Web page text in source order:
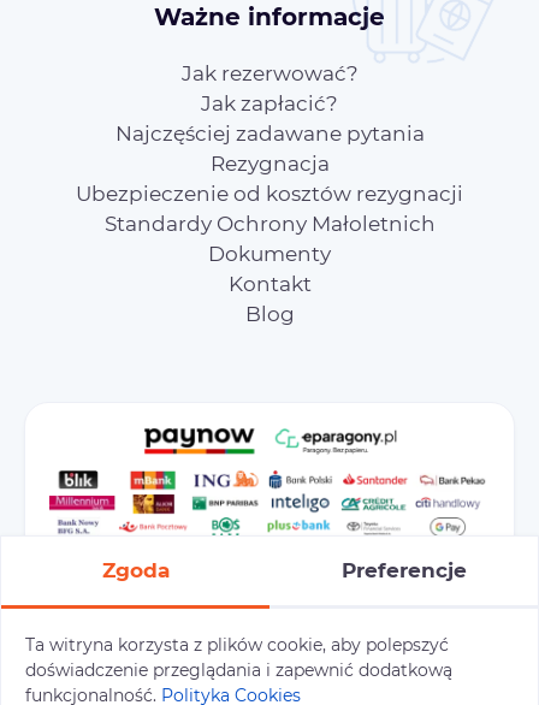
Ważne informacje
Jak rezerwować?
Jak zapłacić?
Najczęściej zadawane pytania
Rezygnacja
Ubezpieczenie od kosztów rezygnacji
Standardy Ochrony Małoletnich
Dokumenty
Kontakt
Blog
Preferencje cookies Polityka prywatności
Zgoda Preferencje
Ta witryna korzysta z plików cookie, aby polepszyć
doświadczenie przeglądania i zapewnić dodatkową
funkcjonalność. Polityka Cookies